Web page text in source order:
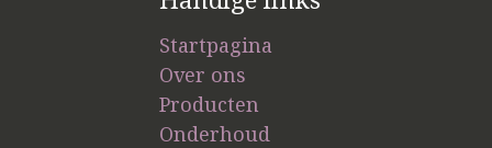
Startpagina
Over ons
Producten
Onderhoud